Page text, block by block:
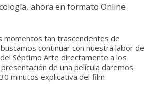
ahora en formato Online
momentos tan trascendentes de
continuar con nuestra labor de
Séptimo Arte directamente a los
de una película daremos
minutos explicativa del film